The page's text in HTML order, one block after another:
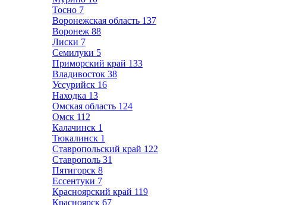
Тосно 7
Воронежская область 137
Воронеж 88
Лиски 7
Семилуки 5
Приморский край 133
Владивосток 38
Уссурийск 16
Находка 13
Омская область 124
Омск 112
Калачинск 1
Тюкалинск 1
Ставропольский край 122
Ставрополь 31
Пятигорск 8
Ессентуки 7
Красноярский край 119
Красноярск 67